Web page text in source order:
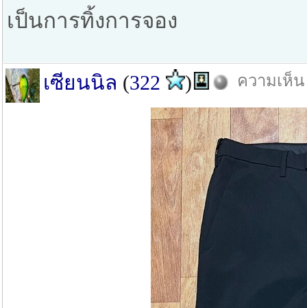
เป็นการทิ้งการจอง
เซียนนิล (322 ) ความเห็น